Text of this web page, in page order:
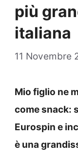
più
italiana
11 Novembre
Mio figlio ne
come snack:
Eurospin e
è una